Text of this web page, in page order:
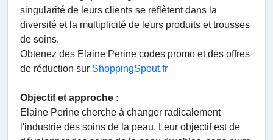
singularité de leurs clients se reflètent dans la
diversité et la multiplicité de leurs produits et trousses
de soins.
Obtenez des Elaine Perine codes promo et des offres
de réduction sur ShoppingSpout.fr
Objectif et approche :
Elaine Perine cherche à changer radicalement
l'industrie des soins de la peau. Leur objectif est de